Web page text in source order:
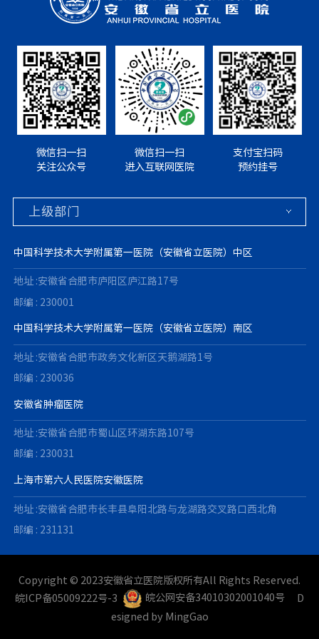
微信扫一扫
关注公众号
微信扫一扫
进入互联网医院
支付宝扫码
预约挂号
中国科学技术大学附属第一医院（安徽省立医院）中区
地址 :安徽省合肥市庐阳区庐江路17号
邮编 : 230001
中国科学技术大学附属第一医院（安徽省立医院）南区
地址 :安徽省合肥市政务文化新区天鹅湖路1号
邮编 : 230036
安徽省肿瘤医院
地址 :安徽省合肥市蜀山区环湖东路107号
邮编 : 230031
上海市第六人民医院安徽医院
地址 :安徽省合肥市长丰县阜阳北路与龙湖路交叉路口西北角
邮编 : 231131
Copyright © 2023安徽省立医院版权所有All Rights Reserved.
皖ICP备05009222号-3
皖公网安备34010302001040号
D
esigned by MingGao